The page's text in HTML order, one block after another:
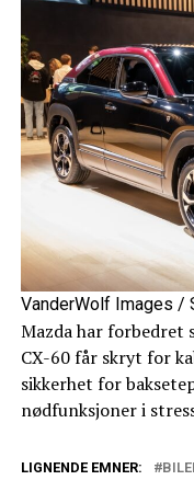
VanderWolf Images /
Mazda har forbedret
CX-60 får skryt for
sikkerhet for
nødfunksjoner i
LIGNENDE EMNER: